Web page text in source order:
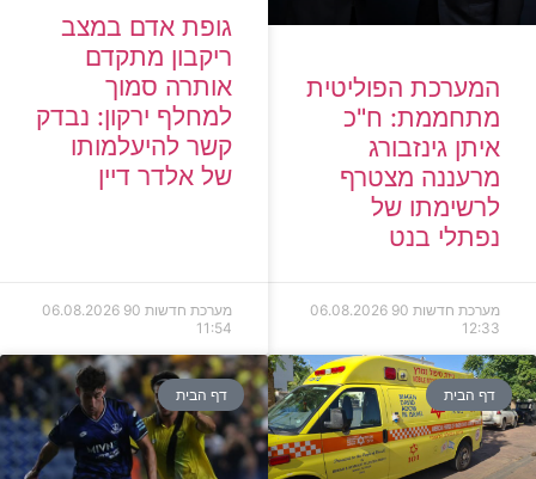
המערכת הפוליטית
מתחממת: ח"כ
איתן גינזבורג
מרעננה מצטרף
לרשימתו של
נפתלי בנט
מערכת חדשות 90
06.08.2026
12:33
גופת אדם במצב
ריקבון מתקדם
אותרה סמוך
למחלף ירקון: נבדק
קשר להיעלמותו
של אלדר דיין
מערכת חדשות 90
06.08.2026
11:54
דף הבית דף הבית